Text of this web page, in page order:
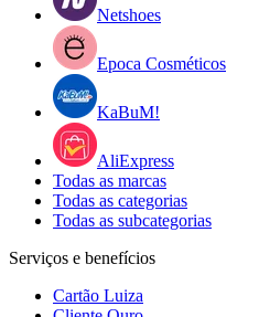
Netshoes
Epoca Cosméticos
KaBuM!
AliExpress
Todas as marcas
Todas as categorias
Todas as subcategorias
Serviços e benefícios
Cartão Luiza